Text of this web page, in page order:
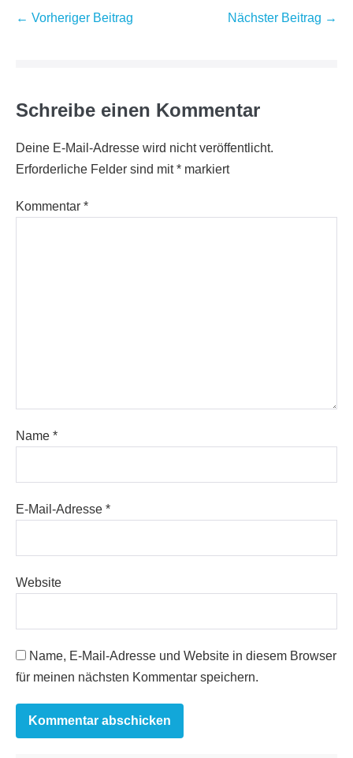
Beitragsnavigation
← Vorheriger Beitrag Nächster Beitrag →
Schreibe einen Kommentar
Deine E-Mail-Adresse wird nicht veröffentlicht.
Erforderliche Felder sind mit* markiert
Kommentar *
Name *
E-Mail-Adresse *
Website
Name, E-Mail-Adresse und Website in diesem Browser
für meinen nächsten Kommentar speichern.